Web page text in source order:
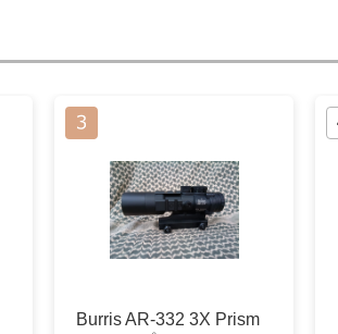
Burris AR-332 3X Prism